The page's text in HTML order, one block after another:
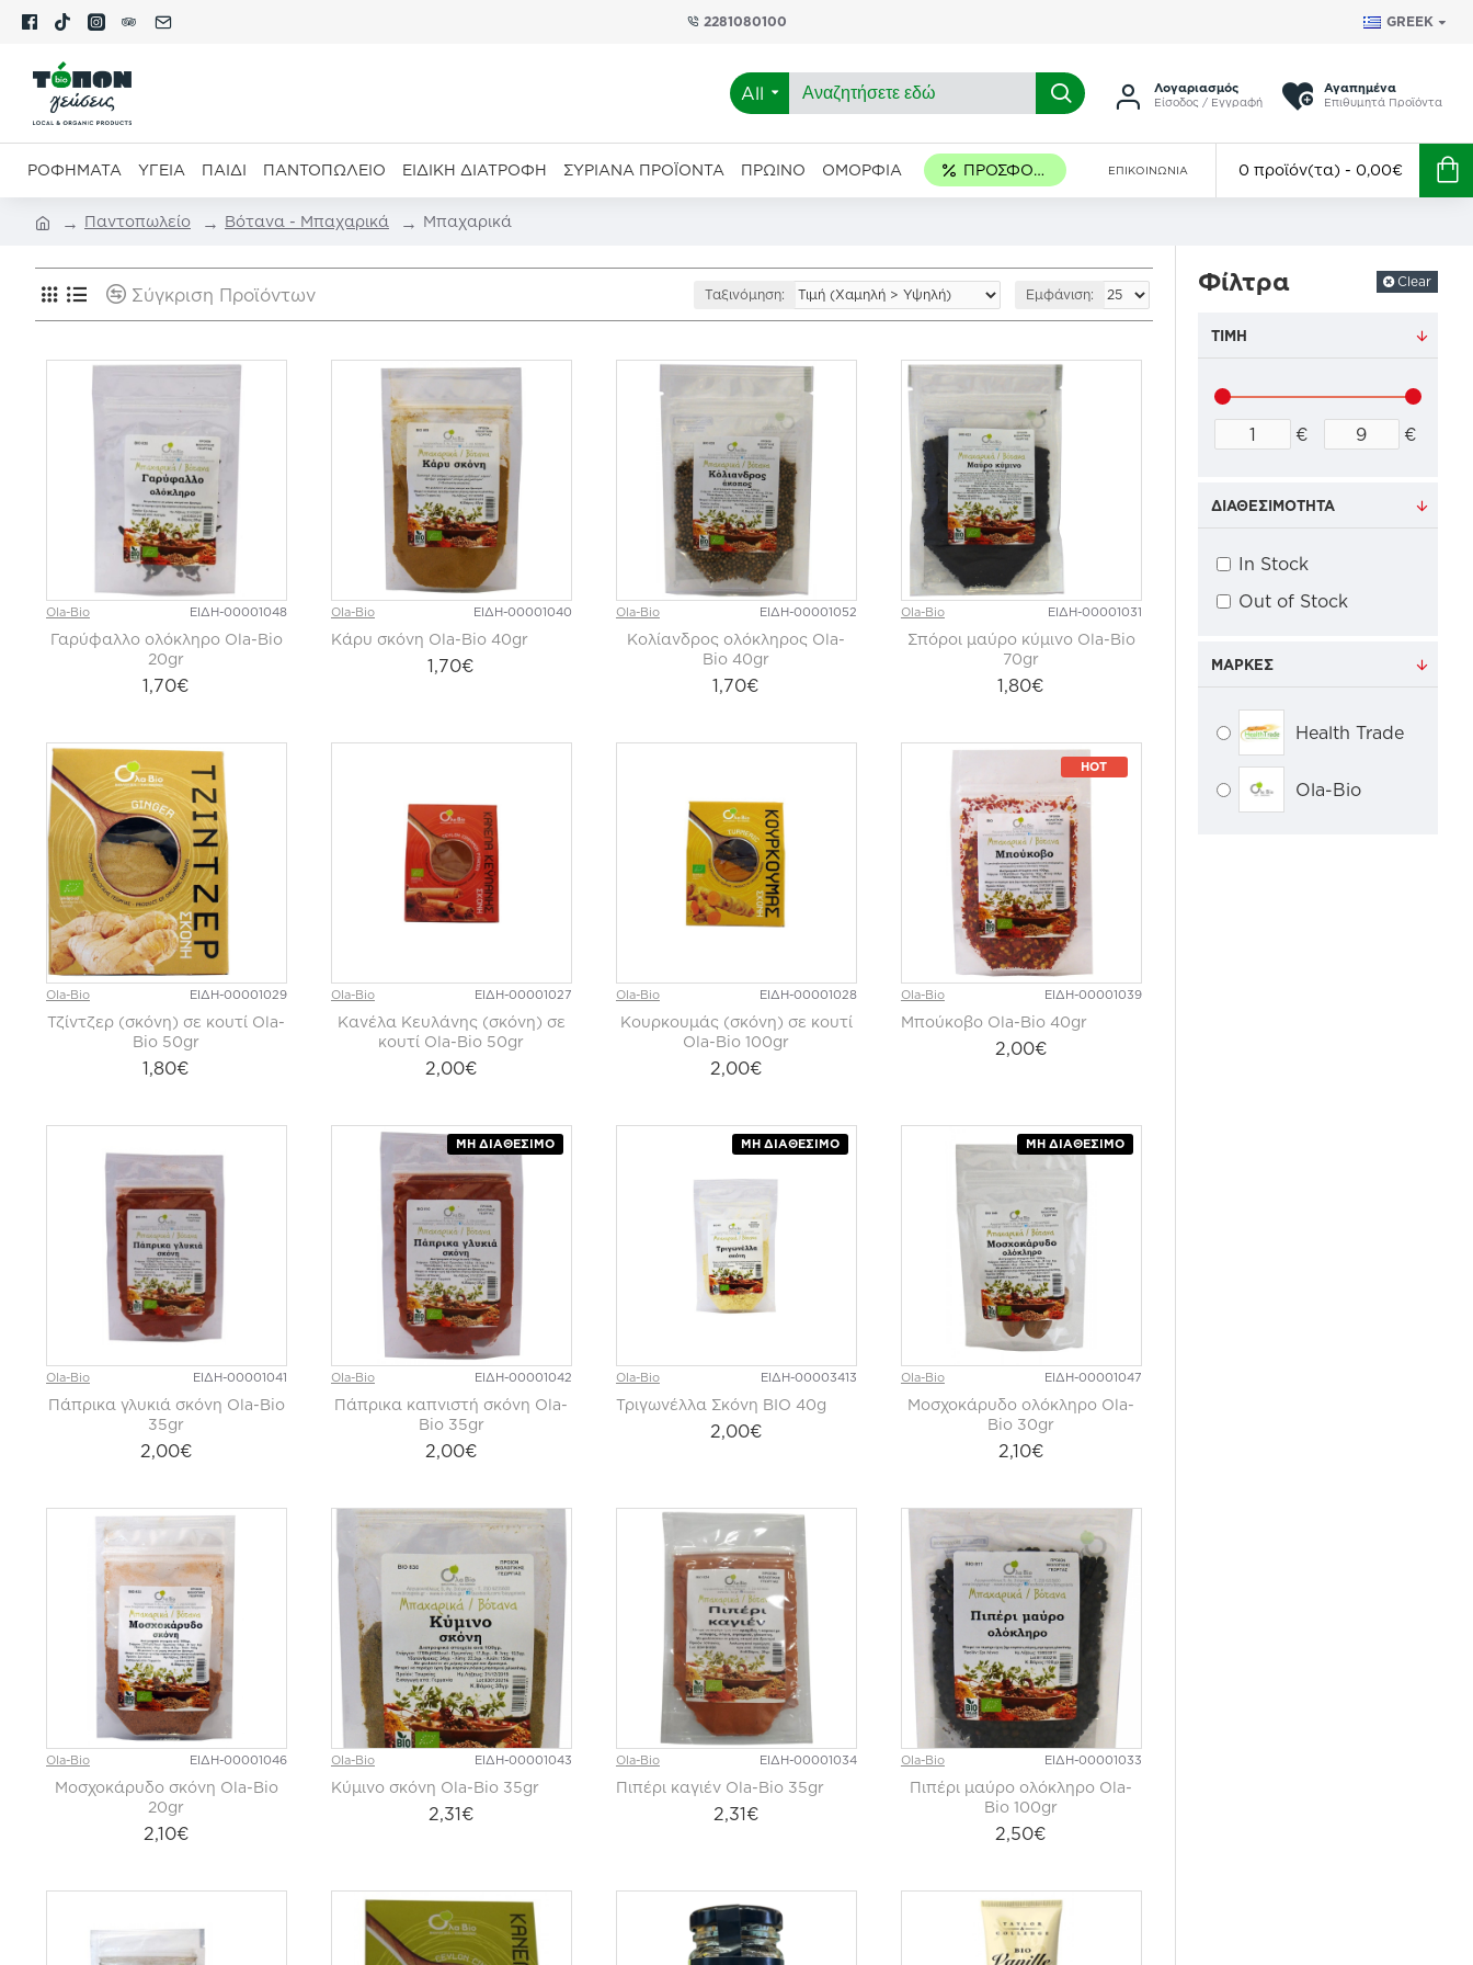
2281080100 GREEK
All Λογαριασμός
Είσοδος / Εγγραφή
Αγαπημένα
Επιθυμητά Προϊόντα
ΡΟΦΉΜΑΤΑ ΥΓΕΊΑ ΠΑΙΔΊ ΠΑΝΤΟΠΩΛΕΊΟ ΕΙΔΙΚΉ ΔΙΑΤΡΟΦΉ ΣΥΡΙΑΝΆ ΠΡΟΪΌΝΤΑ ΠΡΩΙΝΌ ΟΜΟΡΦΙΆ ΠΡΟΣΦΟΡΈΣ ΕΠΙΚΟΙΝΩΝΊΑ 0 προϊόν(τα) - 0,00€
Παντοπωλείο Βότανα - Μπαχαρικά Μπαχαρικά
Σύγκριση Προϊόντων Ταξινόμηση: Εμφάνιση:
Ola-Bio ΕΙΔΗ-00001048
Γαρύφαλλο ολόκληρο Ola-Bio
20gr
1,70€
Ola-Bio ΕΙΔΗ-00001040
Κάρυ σκόνη Ola-Bio 40gr
1,70€
Ola-Bio ΕΙΔΗ-00001052
Κολίανδρος ολόκληρος Ola-
Bio 40gr
1,70€
Ola-Bio ΕΙΔΗ-00001031
Σπόροι μαύρο κύμινο Ola-Bio
70gr
1,80€
Ola-Bio ΕΙΔΗ-00001029
Τζίντζερ (σκόνη) σε κουτί Ola-
Bio 50gr
1,80€
Ola-Bio ΕΙΔΗ-00001027
Κανέλα Κευλάνης (σκόνη) σε
κουτί Ola-Bio 50gr
2,00€
Ola-Bio ΕΙΔΗ-00001028
Κουρκουμάς (σκόνη) σε κουτί
Ola-Bio 100gr
2,00€
HOT
Ola-Bio ΕΙΔΗ-00001039
Μπούκοβο Ola-Bio 40gr
2,00€
Ola-Bio ΕΙΔΗ-00001041
Πάπρικα γλυκιά σκόνη Ola-Bio
35gr
2,00€
ΜΗ ΔΙΑΘΈΣΙΜΟ
Ola-Bio ΕΙΔΗ-00001042
Πάπρικα καπνιστή σκόνη Ola-
Bio 35gr
2,00€
ΜΗ ΔΙΑΘΈΣΙΜΟ
Ola-Bio ΕΙΔΗ-00003413
Τριγωνέλλα Σκόνη BIO 40g
2,00€
ΜΗ ΔΙΑΘΈΣΙΜΟ
Ola-Bio ΕΙΔΗ-00001047
Μοσχοκάρυδο ολόκληρο Ola-
Bio 30gr
2,10€
Ola-Bio ΕΙΔΗ-00001046
Μοσχοκάρυδο σκόνη Ola-Bio
20gr
2,10€
Ola-Bio ΕΙΔΗ-00001043
Κύμινο σκόνη Ola-Bio 35gr
2,31€
Ola-Bio ΕΙΔΗ-00001034
Πιπέρι καγιέν Ola-Bio 35gr
2,31€
Ola-Bio ΕΙΔΗ-00001033
Πιπέρι μαύρο ολόκληρο Ola-
Bio 100gr
2,50€
Φίλτρα Clear
ΤΙΜΉ
€ €
ΜΆΡΚΕΣ
Health Trade
Ola-Bio
ΔΙΑΘΕΣΙΜΌΤΗΤΑ
In Stock
Out of Stock